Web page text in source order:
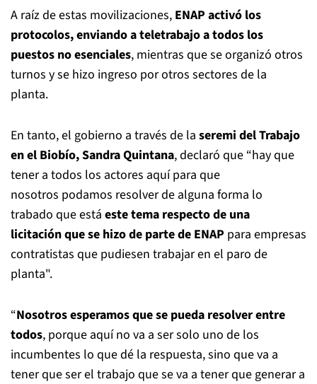
A raíz de estas movilizaciones, ENAP activó los
protocolos, enviando a teletrabajo a todos los
puestos no esenciales, mientras que se organizó otros
turnos y se hizo ingreso por otros sectores de la
planta.
En tanto, el gobierno a través de la seremi del Trabajo
en el Biobío, Sandra Quintana, declaró que “hay que
tener a todos los actores aquí para que
nosotros podamos resolver de alguna forma lo
trabado que está este tema respecto de una
licitación que se hizo de parte de ENAP para empresas
contratistas que pudiesen trabajar en el paro de
planta".
“Nosotros esperamos que se pueda resolver entre
todos, porque aquí no va a ser solo uno de los
incumbentes lo que dé la respuesta, sino que va a
tener que ser el trabajo que se va a tener que generar a